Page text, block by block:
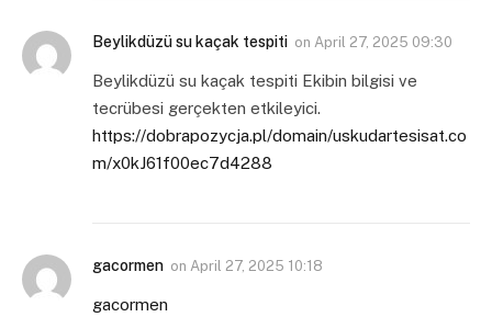
Beylikdüzü su kaçak tespiti on April 27, 2025 09:30
Beylikdüzü su kaçak tespiti Ekibin bilgisi ve
tecrübesi gerçekten etkileyici.
https://dobrapozycja.pl/domain/uskudartesisat.co
m/x0kJ61f00ec7d4288
gacormen on April 27, 2025 10:18
gacormen